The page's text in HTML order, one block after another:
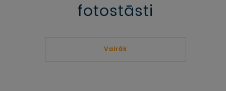
fotostāsti
Vairāk